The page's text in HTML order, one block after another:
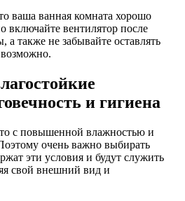
ваша ванная комната хорошо
включайте вентилятор после
также не забывайте оставлять
возможно.
и гигиена
с повышенной влажностью и
очень важно выбирать
эти условия и будут служить
свой внешний вид и